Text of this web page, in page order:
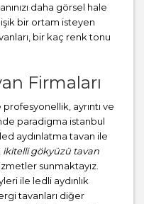
daha görsel hale
bir ortam isteyen
bir kaç renk tonu
Firmaları
profesyonellik, ayrıntı ve
paradigma istanbul
aydınlatma tavan ile
ikitelli gökyüzü tavan
sunmaktayız.
ile ledli aydınlık
tavanları diğer